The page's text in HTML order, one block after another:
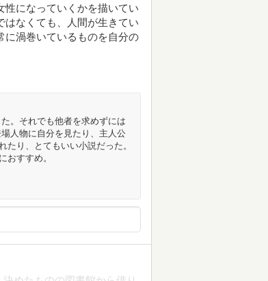
性になっていくかを描いてい
はなくても、人間が生きてい
に渦巻いているものを自分の
。それでも他者を求めずには
人物に自分を見たり、主人公
り、とてもいい小説だった。
おすすめ。